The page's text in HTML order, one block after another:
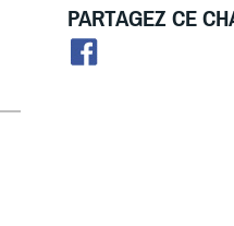
PARTAGEZ CE